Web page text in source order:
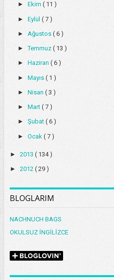
► Ekim ( 11 )
► Eylül ( 7 )
► Ağustos ( 6 )
►Temmuz ( 13 )
► Haziran ( 6 )
► Mayıs ( 1 )
► Nisan ( 3 )
► Mart ( 7 )
► Şubat ( 6 )
► Ocak ( 7 )
► 2013 ( 134 )
► 2012 ( 29 )
BLOGLARIM
NACHNUCH BAGS
OKULSUZ İNGİLİZCE